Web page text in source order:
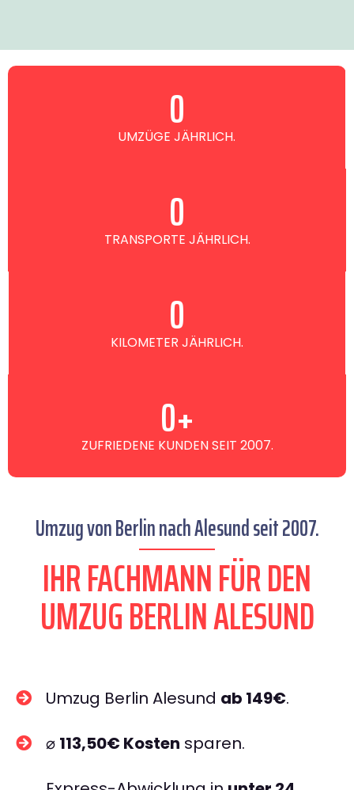
UMZÜGE JÄHRLICH.
0
TRANSPORTE JÄHRLICH.
0
KILOMETER JÄHRLICH.
0
ZUFRIEDENE KUNDEN SEIT 2007.
0+
Umzug von Berlin nach Alesund seit 2007.
IHR FACHMANN FÜR DEN
UMZUG BERLIN ALESUND
Umzug Berlin Alesund ab 149€.
⌀ 113,50€ Kosten sparen.